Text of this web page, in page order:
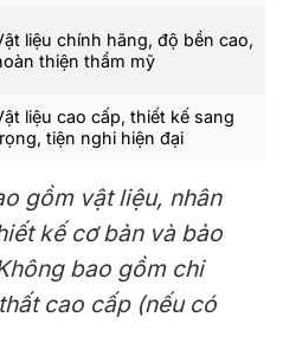
liệu chính hãng, độ bền cao,
thiện thẩm mỹ
liệu cao cấp, thiết kế sang
tiện nghi hiện đại
gồm vật liệu, nhân
kế cơ bản và bảo
bao gồm chi
cao cấp (nếu có